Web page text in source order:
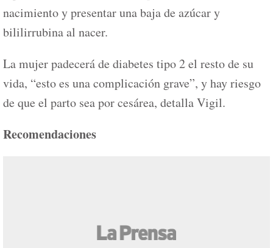
nacimiento y presentar una baja de azúcar y
bililirrubina al nacer.
La mujer padecerá de diabetes tipo 2 el resto de su
vida, “esto es una complicación grave”, y hay riesgo
de que el parto sea por cesárea, detalla Vigil.
Recomendaciones